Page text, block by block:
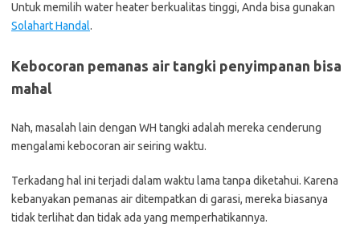
Untuk memilih water heater berkualitas tinggi, Anda bisa gunakan
Solahart Handal.
Kebocoran pemanas air tangki penyimpanan bisa
mahal
Nah, masalah lain dengan WH tangki adalah mereka cenderung
mengalami kebocoran air seiring waktu.
Terkadang hal ini terjadi dalam waktu lama tanpa diketahui. Karena
kebanyakan pemanas air ditempatkan di garasi, mereka biasanya
tidak terlihat dan tidak ada yang memperhatikannya.